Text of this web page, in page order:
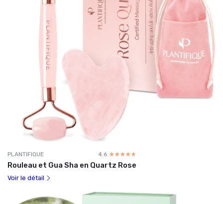
PLANTIFIQUE 4.6 ☆☆☆☆☆
★★★★★
Rouleau et Gua Sha en Quartz Rose
Voir le détail